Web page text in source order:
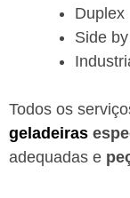
Duplex
Side
Todos os
geladeiras
adequadas e